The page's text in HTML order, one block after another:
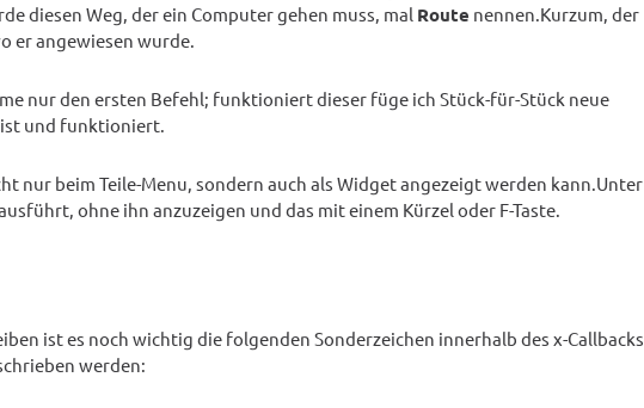
diesen Weg, der ein Computer gehen muss, mal Route nennen.Kurzum, der
er angewiesen wurde.
nur den ersten Befehl; funktioniert dieser füge ich Stück-für-Stück neue
und funktioniert.
nur beim Teile-Menu, sondern auch als Widget angezeigt werden kann.Unter
ohne ihn anzuzeigen und das mit einem Kürzel oder F-Taste.
ist es noch wichtig die folgenden Sonderzeichen innerhalb des x-Callbacks
werden: